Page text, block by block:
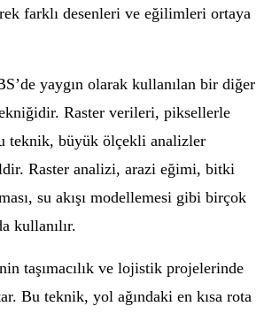
farklı desenleri ve eğilimleri ortaya
yaygın olarak kullanılan bir diğer
Raster verileri, piksellerle
teknik, büyük ölçekli analizler
Raster analizi, arazi eğimi, bitki
su akışı modellemesi gibi birçok
kullanılır.
taşımacılık ve lojistik projelerinde
Bu teknik, yol ağındaki en kısa rota